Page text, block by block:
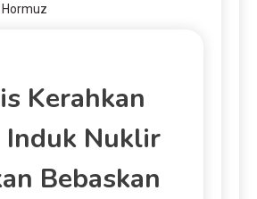
Kerahkan
Induk Nuklir
Bebaskan